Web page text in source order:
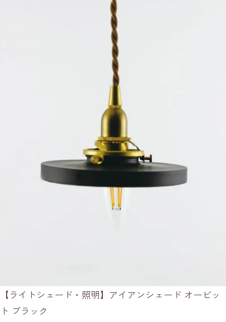
【ライトシェード・照明】アイアンシェード オービッ
ト ブラック